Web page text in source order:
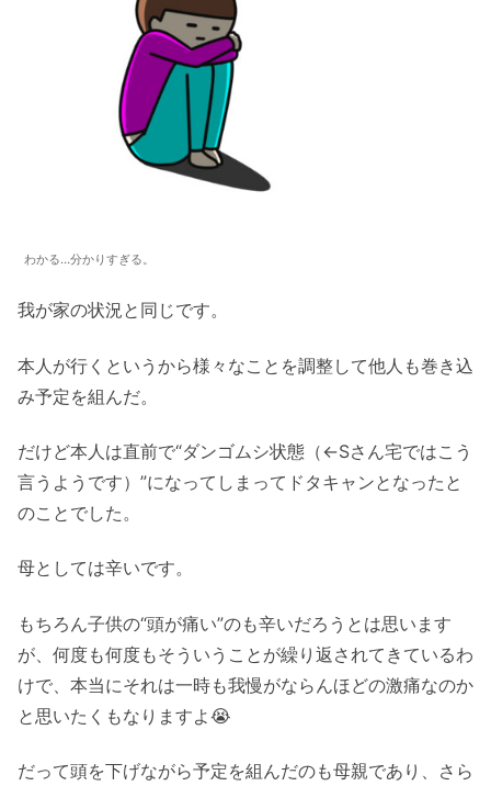
わかる…分かりすぎる。
我が家の状況と同じです。
本人が行くというから様々なことを調整して他人も巻き込
み予定を組んだ。
だけど本人は直前で“ダンゴムシ状態（←Sさん宅ではこう
言うようです）”になってしまってドタキャンとなったと
のことでした。
母としては辛いです。
もちろん子供の“頭が痛い”のも辛いだろうとは思います
が、何度も何度もそういうことが繰り返されてきているわ
けで、本当にそれは一時も我慢がならんほどの激痛なのか
と思いたくもなりますよ😭
だって頭を下げながら予定を組んだのも母親であり、さら